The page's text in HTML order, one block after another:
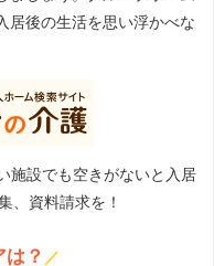
居後の生活を思い浮かべな
施設でも空きがないと入居
、資料請求を！
？ ／